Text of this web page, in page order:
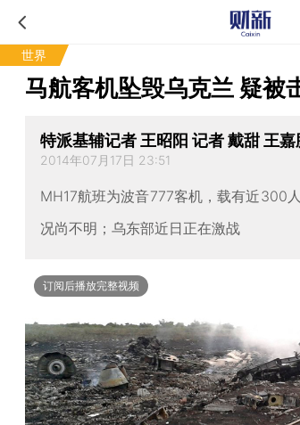
世界
马航客机坠毁乌克兰 疑被
特派基辅记者 王昭阳 记者 戴甜 王嘉
2014年07月17日 23:51
MH17航班为波音777客机，载有近300
况尚不明；乌东部近日正在激战
订阅后播放完整视频